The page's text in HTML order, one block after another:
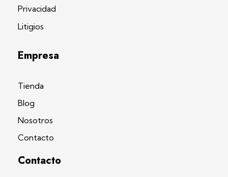
Privacidad
Litigios
Empresa
Tienda
Blog
Nosotros
Contacto
Contacto